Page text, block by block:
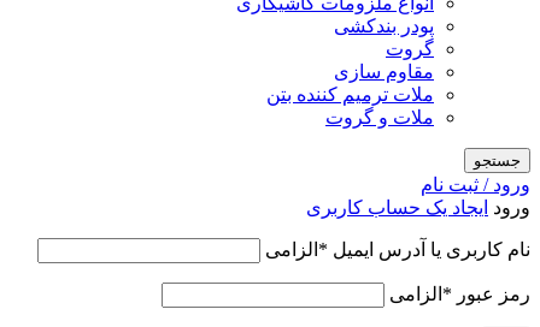
پودر بندکشی
گروت
مقاوم سازی
ملات ترمیم کننده بتن
ملات و گروت
جستجو
ورود / ثبت نام
ورود ایجاد یک حساب کاربری
نام کاربری یا آدرس ایمیل * الزامی
رمز عبور * الزامی